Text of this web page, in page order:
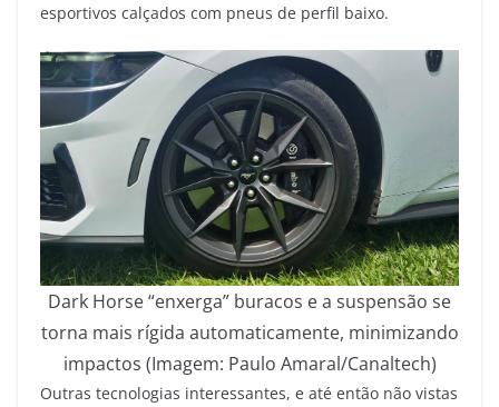
esportivos calçados com pneus de perfil baixo.
Dark Horse “enxerga” buracos e a suspensão se
torna mais rígida automaticamente, minimizando
impactos (Imagem: Paulo Amaral/Canaltech)
Outras tecnologias interessantes, e até então não vistas